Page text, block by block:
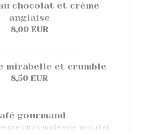
chocolat et crème
anglaise
8,00 EUR
mirabelle et crumble
8,50 EUR
gourmand
citron, madeleine, mi-cuit et